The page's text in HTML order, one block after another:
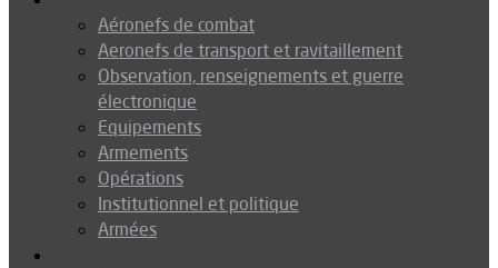
Aéronefs de combat
Aeronefs de transport et ravitaillement
Observation, renseignements et guerre
électronique
Equipements
Armements
Opérations
Institutionnel et politique
Armées